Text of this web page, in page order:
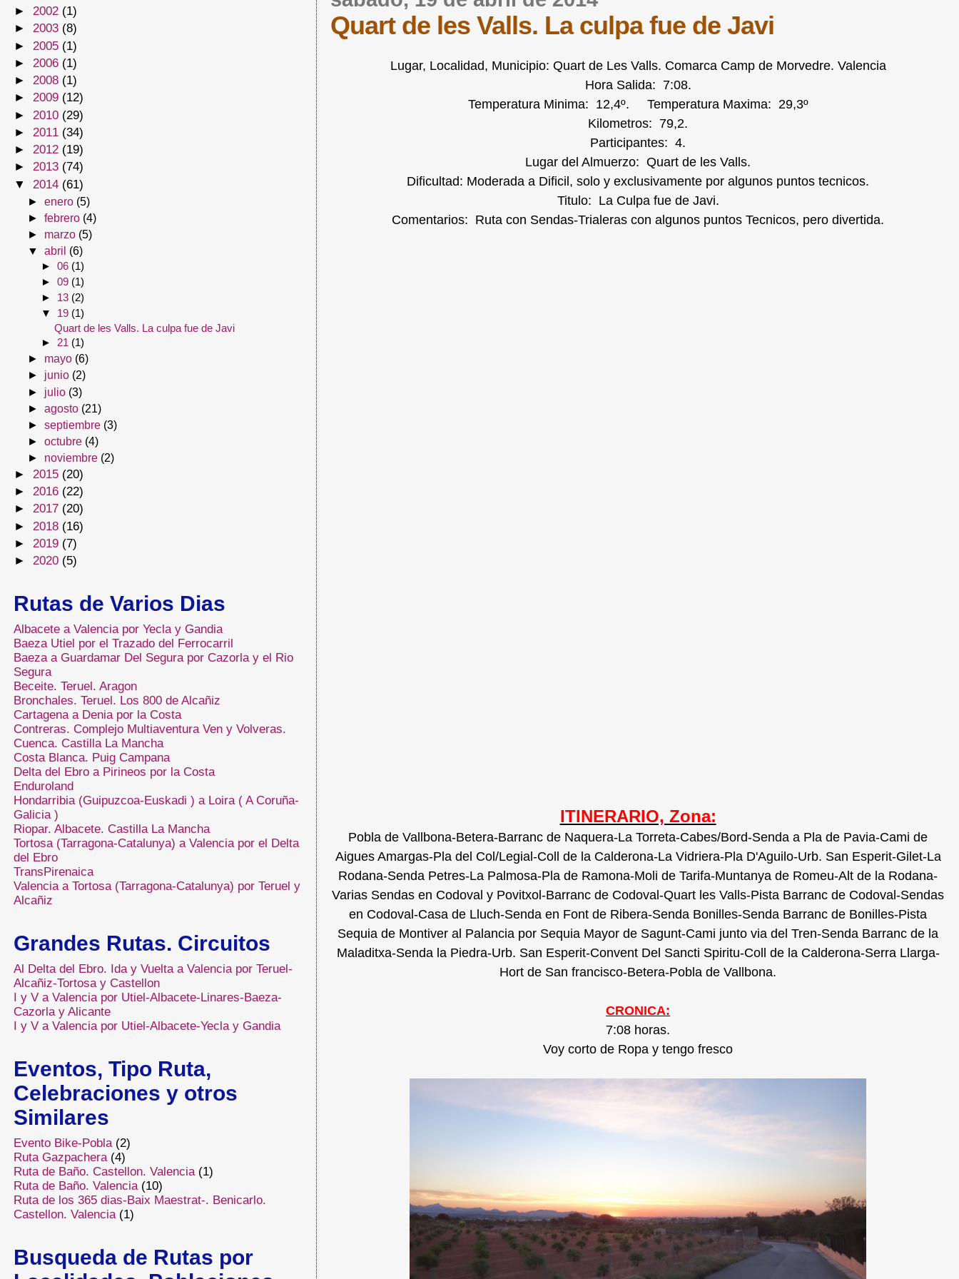
Quart de les Valls. La culpa fue de Javi
Lugar, Localidad, Municipio: Quart de Les Valls. Comarca Camp de Morvedre. Valencia
Hora Salida: 7:08.
Temperatura Minima: 12,4º. Temperatura Maxima: 29,3º
Kilometros: 79,2.
Participantes: 4.
Lugar del Almuerzo: Quart de les Valls.
Dificultad: Moderada a Dificil, solo y exclusivamente por algunos puntos tecnicos.
Titulo: La Culpa fue de Javi.
Comentarios: Ruta con Sendas-Trialeras con algunos puntos Tecnicos, pero divertida.
ITINERARIO, Zona:
Pobla de Vallbona-Betera-Barranc de Naquera-La Torreta-Cabes/Bord-Senda a Pla de Pavia-Cami de
Aigues Amargas-Pla del Col/Legial-Coll de la Calderona-La Vidriera-Pla D'Aguilo-Urb. San Esperit-Gilet-La
Rodana-Senda Petres-La Palmosa-Pla de Ramona-Moli de Tarifa-Muntanya de Romeu-Alt de la Rodana-
Varias Sendas en Codoval y Povitxol-Barranc de Codoval-Quart les Valls-Pista Barranc de Codoval-Sendas
en Codoval-Casa de Lluch-Senda en Font de Ribera-Senda Bonilles-Senda Barranc de Bonilles-Pista
Sequia de Montiver al Palancia por Sequia Mayor de Sagunt-Cami junto via del Tren-Senda Barranc de la
Maladitxa-Senda la Piedra-Urb. San Esperit-Convent Del Sancti Spiritu-Coll de la Calderona-Serra Llarga-
Hort de San francisco-Betera-Pobla de Vallbona.
CRONICA:
7:08 horas.
Voy corto de Ropa y tengo fresco
► 2002 (1)
► 2003 (8)
► 2005 (1)
► 2006 (1)
► 2008 (1)
► 2009 (12)
► 2010 (29)
► 2011 (34)
► 2012 (19)
► 2013 (74)
▼ 2014 (61)
►enero (5)
►febrero (4)
► marzo (5)
▼abril (6)
► 06 (1)
► 09 (1)
► 13 (2)
▼ 19 (1)
Quart de les Valls. La culpa fue de Javi
► 21 (1)
► mayo (6)
► junio (2)
► julio (3)
►agosto (21)
►septiembre (3)
►octubre (4)
► noviembre (2)
► 2015 (20)
► 2016 (22)
► 2017 (20)
► 2018 (16)
► 2019 (7)
► 2020 (5)
Rutas de Varios Dias
Albacete a Valencia por Yecla y Gandia
Baeza Utiel por el Trazado del Ferrocarril
Baeza a Guardamar Del Segura por Cazorla y el Rio
Segura
Beceite. Teruel. Aragon
Bronchales. Teruel. Los 800 de Alcañiz
Cartagena a Denia por la Costa
Contreras. Complejo Multiaventura Ven y Volveras.
Cuenca. Castilla La Mancha
Costa Blanca. Puig Campana
Delta del Ebro a Pirineos por la Costa
Enduroland
Hondarribia (Guipuzcoa-Euskadi ) a Loira ( A Coruña-
Galicia )
Riopar. Albacete. Castilla La Mancha
Tortosa (Tarragona-Catalunya) a Valencia por el Delta
del Ebro
TransPirenaica
Valencia a Tortosa (Tarragona-Catalunya) por Teruel y
Alcañiz
Grandes Rutas. Circuitos
Al Delta del Ebro. Ida y Vuelta a Valencia por Teruel-
Alcañiz-Tortosa y Castellon
I y V a Valencia por Utiel-Albacete-Linares-Baeza-
Cazorla y Alicante
I y V a Valencia por Utiel-Albacete-Yecla y Gandia
Eventos, Tipo Ruta,
Celebraciones y otros
Similares
Evento Bike-Pobla (2)
Ruta Gazpachera (4)
Ruta de Baño. Castellon. Valencia (1)
Ruta de Baño. Valencia (10)
Ruta de los 365 dias-Baix Maestrat-. Benicarlo.
Castellon. Valencia (1)
Busqueda de Rutas por